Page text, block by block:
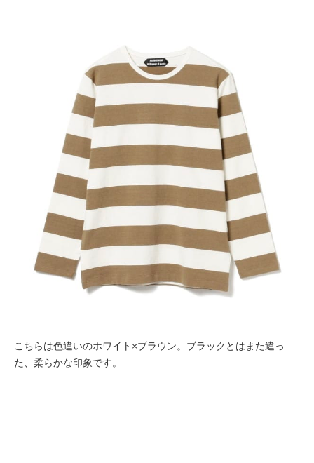
こちらは色違いのホワイト×ブラウン。ブラックとはまた違っ
た、柔らかな印象です。